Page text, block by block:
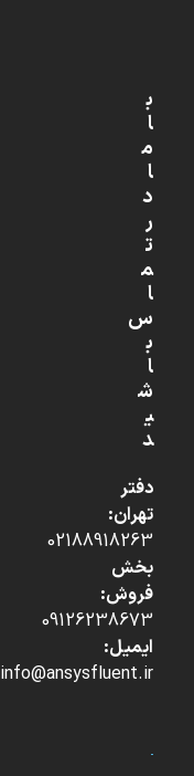
ب
ا
م
ا
د
ر
ت
م
ا
س
ب
ا
ش
ی
د
دفتر
تهران:
02188918263
بخش
فروش:
09126238673
ایمیل:
info@ansysfluent.ir